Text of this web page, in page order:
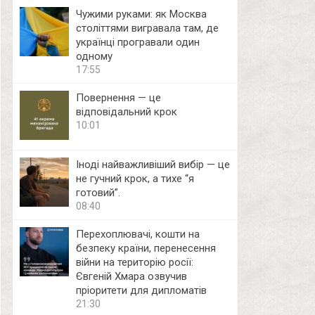
Чужими руками: як Москва
століттями вигравала там, де
українці програвали один
одному
17:55
Повернення — це
відповідальний крок
10:01
Іноді найважливіший вибір — це
не гучний крок, а тихе “я
готовий”.
08:40
Перехоплювачі, кошти на
безпеку країни, перенесення
війни на територію росії:
Євгеній Хмара озвучив
пріоритети для дипломатів
21:30